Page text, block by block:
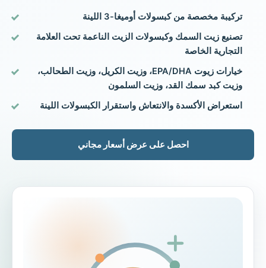
تركيبة مخصصة من كبسولات أوميغا-3 اللينة
تصنيع زيت السمك وكبسولات الزيت الناعمة تحت العلامة
التجارية الخاصة
خيارات زيوت EPA/DHA، وزيت الكريل، وزيت الطحالب،
وزيت كبد سمك القد، وزيت السلمون
استعراض الأكسدة والانتعاش واستقرار الكبسولات اللينة
احصل على عرض أسعار مجاني